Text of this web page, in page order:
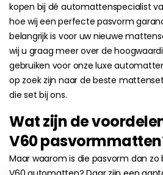
kopen bij dé automattenspecialist
hoe wij een perfecte pasvorm
belangrijk is voor uw nieuwe
wij u graag meer over de
gebruiken voor onze luxe
op zoek zijn naar de beste
die set bij ons.
Wat zijn de
V60
Maar waarom is die pasvorm dan zo